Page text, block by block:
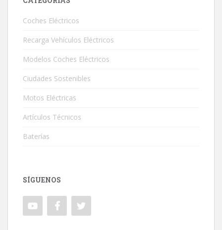
Coches Eléctricos
Recarga Vehículos Eléctricos
Modelos Coches Eléctricos
Ciudades Sostenibles
Motos Eléctricas
Artículos Técnicos
Baterías
SÍGUENOS